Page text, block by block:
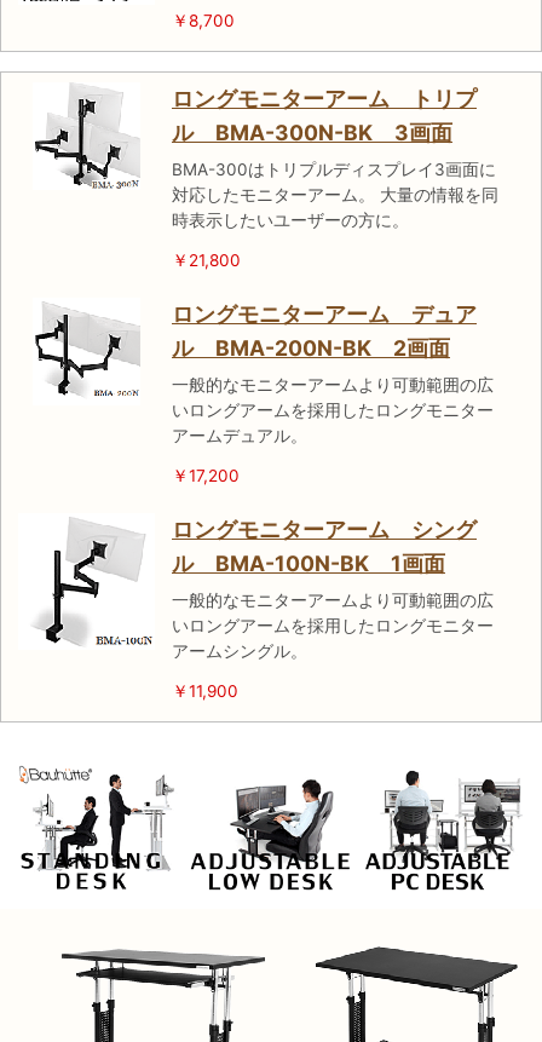
￥8,700
ロングモニターアーム トリプ
ル BMA-300N-BK 3画面
BMA-300はトリプルディスプレイ3画面に
対応したモニターアーム。 大量の情報を同
時表示したいユーザーの方に。
￥21,800
ロングモニターアーム デュア
ル BMA-200N-BK 2画面
一般的なモニターアームより可動範囲の広
いロングアームを採用したロングモニター
アームデュアル。
￥17,200
ロングモニターアーム シング
ル BMA-100N-BK 1画面
一般的なモニターアームより可動範囲の広
いロングアームを採用したロングモニター
アームシングル。
￥11,900